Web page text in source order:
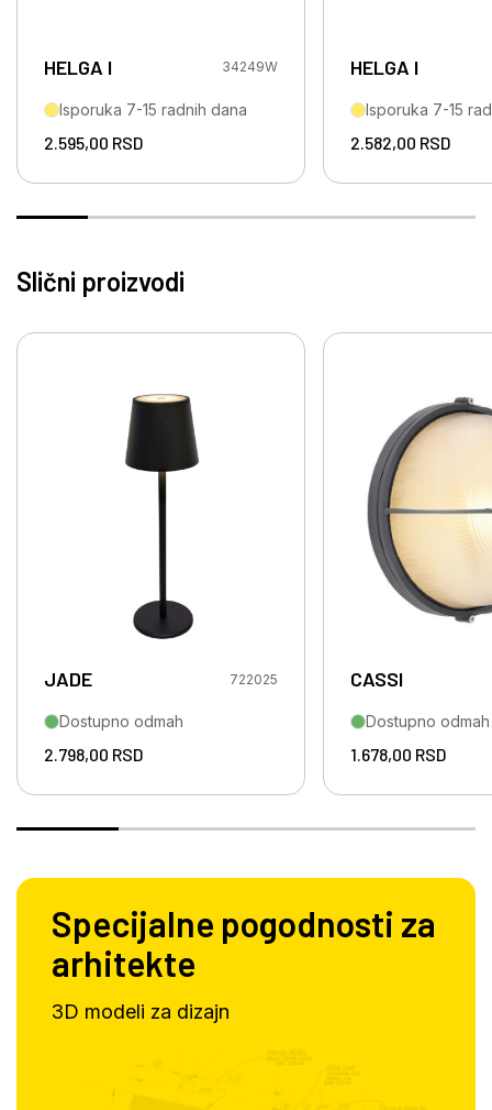
HELGA I 34249W
Isporuka 7-15 radnih dana
2.595,00 RSD
HELGA I
Isporuka 7-15
2.582,00 RSD
Slični proizvodi
JADE 722025
Dostupno odmah
2.798,00 RSD
CASSI
Dostupno odmah
1.678,00 RSD
Specijalne pogodnosti za
arhitekte
3D modeli za dizajn